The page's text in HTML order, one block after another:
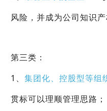
风险，并成为公司知识产
第三类：
1、 集团化、控股型等组
贯标可以理顺管理思路；